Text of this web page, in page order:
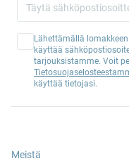
Lähettämällä
käyttää
tarjouksistamme. Voit
käyttää tietojasi.
Meistä